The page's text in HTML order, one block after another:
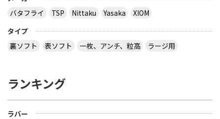
バタフライ
TSP Nittaku Yasaka
XIOM
タイプ
裏ソフト
表ソフト 一枚、アンチ、粒高 ラージ用
ランキング
ラバー